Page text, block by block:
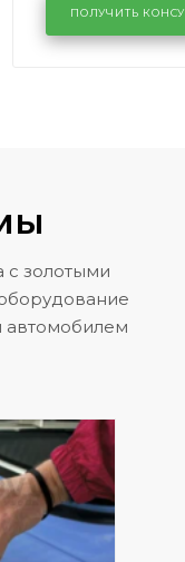
районе
Volkswagen
ПОЛУЧИТЬ
с золотыми
автомобилем